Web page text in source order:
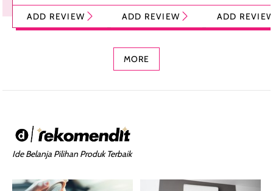
Tint Stick,
Foundation dan
ADD REVIEW
Pelembap Bibir
dengan Aroma
ADD REVIEW
Cream Glossy
Ringan
ADD
MORE
Ide Belanja Pilihan Produk Terbaik